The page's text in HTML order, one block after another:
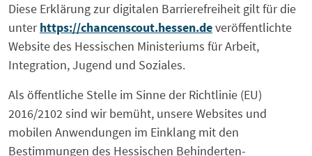
Diese Erklärung zur digitalen Barrierefreiheit gilt für die
unterhttps://chancenscout.hessen.deveröffentlichte
Website des Hessischen Ministeriums für Arbeit,
Integration, Jugend und Soziales.
Als öffentliche Stelle im Sinne der Richtlinie (EU)
2016/2102 sind wir bemüht, unsere Websites und
mobilen Anwendungen im Einklang mit den
Bestimmungen des Hessischen Behinderten-